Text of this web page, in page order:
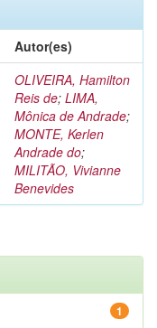
Autor(es)
OLIVEIRA, Hamilton
Reis de; LIMA,
Mônica de Andrade;
MONTE, Kerlen
Andrade do;
MILITÃO, Vivianne
Benevides
1